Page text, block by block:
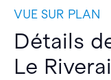
VUE SUR PLAN
Détails
Le